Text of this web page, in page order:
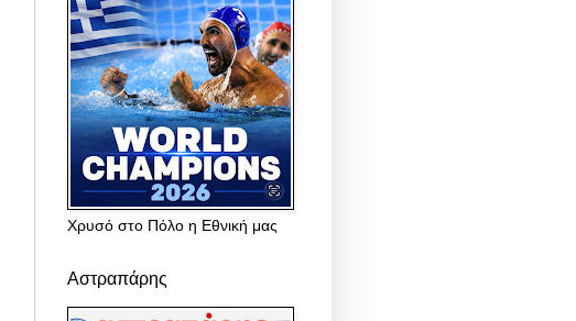
Χρυσό στο Πόλο η Εθνική μας
Αστραπάρης